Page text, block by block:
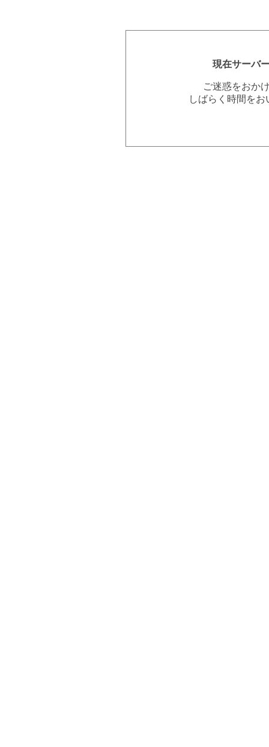
現在サーバ
ご迷惑をおか
しばらく時間を